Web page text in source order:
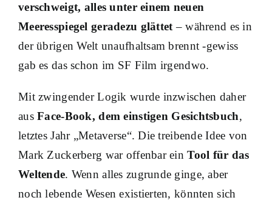
verschweigt, alles unter einem neuen
Meeresspiegel geradezu glättet – während es in
der übrigen Welt unaufhaltsam brennt -gewiss
gab es das schon im SF Film irgendwo.
Mit zwingender Logik wurde inzwischen daher
ausFace-Book, dem einstigen Gesichtsbuch,
letztes Jahr „Metaverse“. Die treibende Idee von
Mark Zuckerberg war offenbar einTool für das
Weltende. Wenn alles zugrunde ginge, aber
noch lebende Wesen existierten, könnten sich